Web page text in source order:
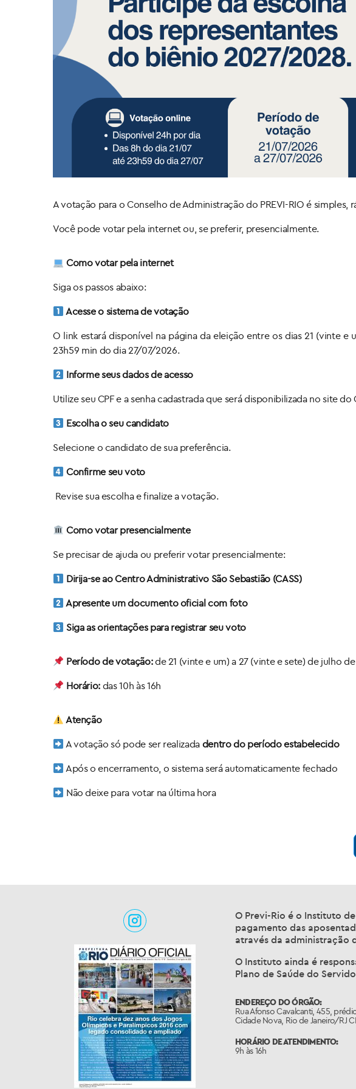
A votação para o Conselho de Administração do PREVI-RIO é simples,
Você pode votar pela internet ou, se preferir, presencialmente.
Como votar pela internet
Siga os passos abaixo:
Acesse o sistema de votação
O link estará disponível na página da eleição entre os dias 21 (vinte
23h59 min do dia 27/07/2026.
Informe seus dados de acesso
Utilize seu CPF e a senha cadastrada que será disponibilizada no site
Escolha o seu candidato
Selecione o candidato de sua preferência.
Confirme seu voto
Revise sua escolha e finalize a votação.
Como votar presencialmente
Se precisar de ajuda ou preferir votar presencialmente:
Dirija-se ao Centro Administrativo São Sebastião (CASS)
Apresente um documento oficial com foto
Siga as orientações para registrar seu voto
Período de votação:de 21 (vinte e um) a 27 (vinte e sete) de julho
Horário: das 10h às 16h
Atenção
A votação só pode ser realizada dentro do período estabelecido
Após o encerramento, o sistema será automaticamente fechado
Não deixe para votar na última hora
O Previ-Rio é o Instituto
pagamento das
através da administração
O Instituto ainda é
Plano de Saúde do
ENDEREÇO DO ÓRGÃO:
Rua Afonso Cavalcanti, 455,
Cidade Nova, Rio de Janeiro/RJ
HORÁRIO DE ATENDIMENTO:
9h às 16h